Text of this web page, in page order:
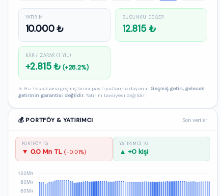
YATIRIM
10.000 ₺
BUGÜNKÜ DEĞER
12.815 ₺
KÂR / ZARAR (1 YIL)
+2.815 ₺(+28.2%)
⚠️ Bu hesaplama geçmiş birim pay fiyatlarına dayanır. Geçmiş getiri, gelecek
getirinin garantisi değildir. Yatırım tavsiyesi değildir.
💰 PORTFÖY & YATIRIMCI Son veriler
PORTFÖY 1G
▼ 0.0 Mn TL (-0.01%)
YATIRIMCI 1G
▲ +0 kişi